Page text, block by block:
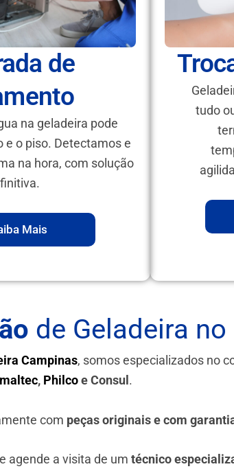
de
na geladeira pode
e o piso. Detectamos e
na hora, com solução
Mais
tudo
de Geladeira
Campinas, somos especializados no
, Philcoe Consul .
com peças originais e com
agende a visita de um técnico